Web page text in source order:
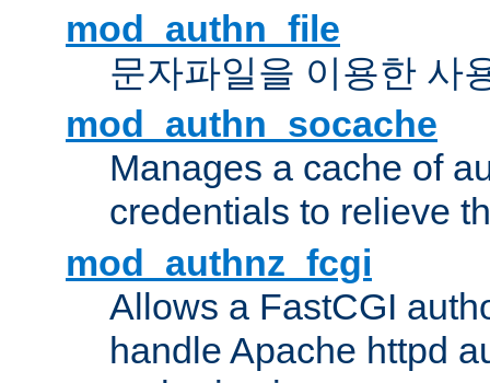
mod_authn_file
문자파일을 이용한 사
mod_authn_socache
Manages a cache of
credentials to relieve
mod_authnz_fcgi
Allows a FastCGI
handle Apache httpd